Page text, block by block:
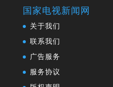
国家电视新闻网
关于我们
联系我们
广告服务
服务协议